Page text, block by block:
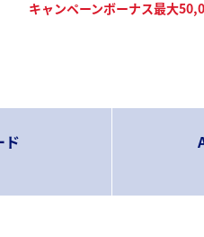
キャンペーンボーナス最大
ド